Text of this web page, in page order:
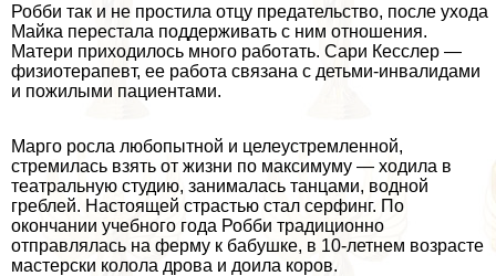
Робби так и не простила отцу предательство, после ухода
Майка перестала поддерживать с ним отношения.
Матери приходилось много работать. Сари Кесслер —
физиотерапевт, ее работа связана с детьми-инвалидами
и пожилыми пациентами.
Марго росла любопытной и целеустремленной,
стремилась взять от жизни по максимуму — ходила в
театральную студию, занималась танцами, водной
грeблей. Настоящей страстью стал серфинг. По
окончании учебного года Робби традиционно
отправлялась на ферму к бабушке, в 10-летнем возрасте
мастерски колола дрова и доила коров.